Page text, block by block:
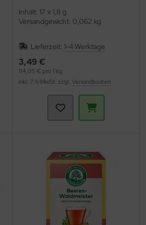
TEA)
Inhalt: 17 x 1,8 g
Versandgewicht: 0,062 kg
Lieferzeit: 1-4 Werktage
3,49 €
114,05 € pro 1 kg
inkl. 7 % MwSt. zzgl. Versandkosten